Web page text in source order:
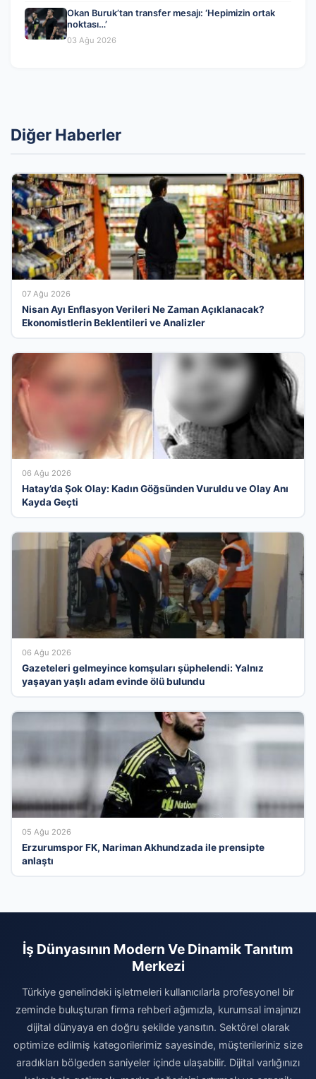
Okan Buruk’tan transfer mesajı: ‘Hepimizin ortak
noktası…’
03 Ağu 2026
Diğer Haberler
07 Ağu 2026
Nisan Ayı Enflasyon Verileri Ne Zaman Açıklanacak?
Ekonomistlerin Beklentileri ve Analizler
06 Ağu 2026
Hatay’da Şok Olay: Kadın Göğsünden Vuruldu ve Olay Anı
Kayda Geçti
06 Ağu 2026
Gazeteleri gelmeyince komşuları şüphelendi: Yalnız
yaşayan yaşlı adam evinde ölü bulundu
05 Ağu 2026
Erzurumspor FK, Nariman Akhundzada ile prensipte
anlaştı
İş Dünyasının Modern Ve Dinamik Tanıtım
Merkezi
Türkiye genelindeki işletmeleri kullanıcılarla profesyonel bir
zeminde buluşturan firma rehberi ağımızla, kurumsal imajınızı
dijital dünyaya en doğru şekilde yansıtın. Sektörel olarak
optimize edilmiş kategorilerimiz sayesinde, müşterileriniz size
aradıkları bölgeden saniyeler içinde ulaşabilir. Dijital varlığınızı